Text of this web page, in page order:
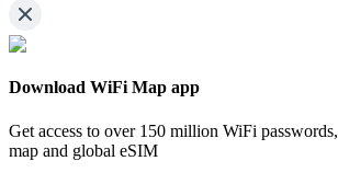
Download WiFi Map app
Get access to over 150 million WiFi passwords,
map and global eSIM